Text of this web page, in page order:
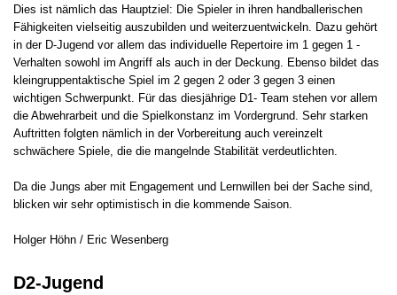
Dies ist nämlich das Hauptziel: Die Spieler in ihren handballerischen
Fähigkeiten vielseitig auszubilden und weiterzuentwickeln. Dazu gehört
in der D-Jugend vor allem das individuelle Repertoire im 1 gegen 1 -
Verhalten sowohl im Angriff als auch in der Deckung. Ebenso bildet das
kleingruppentaktische Spiel im 2 gegen 2 oder 3 gegen 3 einen
wichtigen Schwerpunkt. Für das diesjährige D1- Team stehen vor allem
die Abwehrarbeit und die Spielkonstanz im Vordergrund. Sehr starken
Auftritten folgten nämlich in der Vorbereitung auch vereinzelt
schwächere Spiele, die die mangelnde Stabilität verdeutlichten.
Da die Jungs aber mit Engagement und Lernwillen bei der Sache sind,
blicken wir sehr optimistisch in die kommende Saison.
Holger Höhn / Eric Wesenberg
D2-Jugend